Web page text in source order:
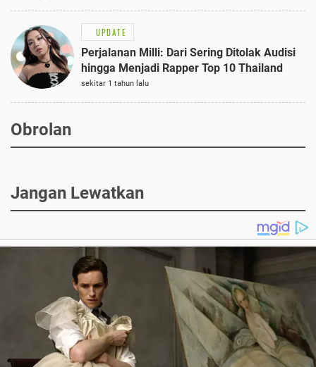
UPDATE
Perjalanan Milli: Dari Sering Ditolak Audisi
hingga Menjadi Rapper Top 10 Thailand
sekitar 1 tahun lalu
Obrolan
Jangan Lewatkan